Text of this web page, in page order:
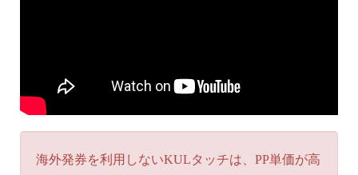
海外発券を利用しないKULタッチは、PP単価が高